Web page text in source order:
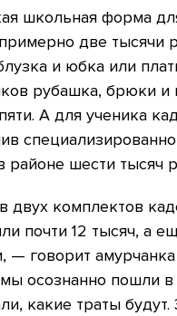
школьная форма
две тысячи
и юбка или
рубашка, брюки и
А для ученика
районе шести тысяч
двух комплектов
почти 12 тысяч, а
— говорит
осознанно пошли
какие траты